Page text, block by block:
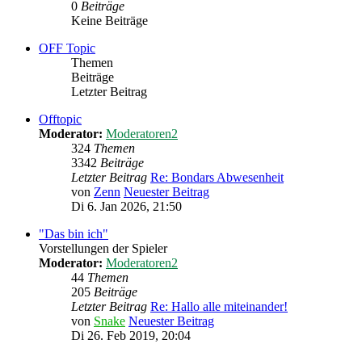
0 Beiträge
Keine Beiträge
OFF Topic
Themen
Beiträge
Letzter Beitrag
Offtopic
Moderator: Moderatoren2
324 Themen
3342 Beiträge
Letzter Beitrag Re: Bondars Abwesenheit
von Zenn Neuester Beitrag
Di 6. Jan 2026, 21:50
"Das bin ich"
Vorstellungen der Spieler
Moderator: Moderatoren2
44 Themen
205 Beiträge
Letzter Beitrag Re: Hallo alle miteinander!
von Snake Neuester Beitrag
Di 26. Feb 2019, 20:04